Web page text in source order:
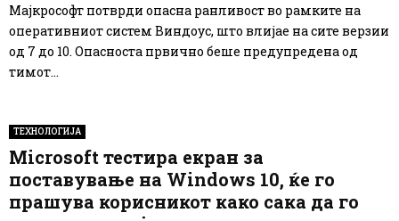
Мајкрософт потврди опасна ранливост во рамките на
оперативниот систем Виндоус, што влијае на сите верзии
од 7 до 10. Опасноста првично беше предупредена од
тимот...
ТЕХНОЛОГИЈА
Microsoft тестира екран за
поставување на Windows 10, ќе го
прашува корисникот како сака да го